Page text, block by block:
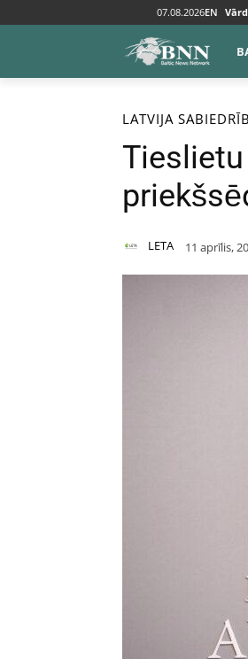
07.08.2026EN
Sākums Baltija Latvija
LATVIJA
LETA 11 aprīlis,